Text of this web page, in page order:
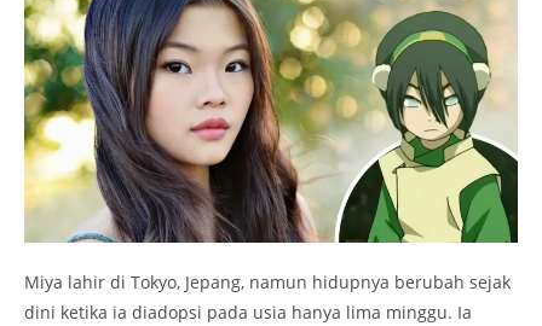
Miya lahir di Tokyo, Jepang, namun hidupnya berubah sejak
dini ketika ia diadopsi pada usia hanya lima minggu. Ia